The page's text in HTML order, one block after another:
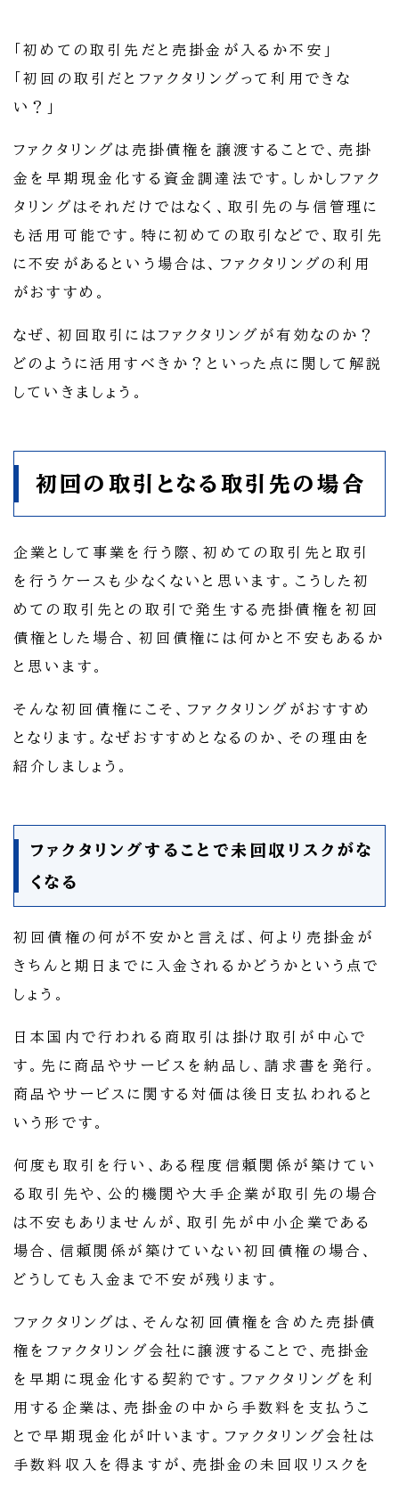
「初めての取引先だと売掛金が入るか不安」
「初回の取引だとファクタリングって利用できな
い？」
ファクタリングは売掛債権を譲渡することで、売掛
金を早期現金化する資金調達法です。しかしファク
タリングはそれだけではなく、取引先の与信管理に
も活用可能です。特に初めての取引などで、取引先
に不安があるという場合は、ファクタリングの利用
がおすすめ。
なぜ、初回取引にはファクタリングが有効なのか？
どのように活用すべきか？といった点に関して解説
していきましょう。
初回の取引となる取引先の場合
企業として事業を行う際、初めての取引先と取引
を行うケースも少なくないと思います。こうした初
めての取引先との取引で発生する売掛債権を初回
債権とした場合、初回債権には何かと不安もあるか
と思います。
そんな初回債権にこそ、ファクタリングがおすすめ
となります。なぜおすすめとなるのか、その理由を
紹介しましょう。
ファクタリングすることで未回収リスクがな
くなる
初回債権の何が不安かと言えば、何より売掛金が
きちんと期日までに入金されるかどうかという点で
しょう。
日本国内で行われる商取引は掛け取引が中心で
す。先に商品やサービスを納品し、請求書を発行。
商品やサービスに関する対価は後日支払われると
いう形です。
何度も取引を行い、ある程度信頼関係が築けてい
る取引先や、公的機関や大手企業が取引先の場合
は不安もありませんが、取引先が中小企業である
場合、信頼関係が築けていない初回債権の場合、
どうしても入金まで不安が残ります。
ファクタリングは、そんな初回債権を含めた売掛債
権をファクタリング会社に譲渡することで、売掛金
を早期に現金化する契約です。ファクタリングを利
用する企業は、売掛金の中から手数料を支払うこ
とで早期現金化が叶います。ファクタリング会社は
手数料収入を得ますが、売掛金の未回収リスクを